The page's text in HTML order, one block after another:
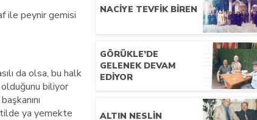
ile peynir gemisi
da olsa, bu halk
olduğunu biliyor
ya yemekte
NACIYE TEVFIK BIREN
GÖRÜKLE’DE
GELENEK DEVAM
EDIYOR
ALTIN NESLIN